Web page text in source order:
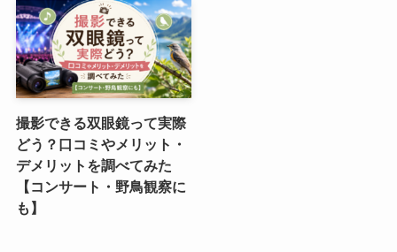
撮影できる双眼鏡って実際
どう？口コミやメリット・
デメリットを調べてみた
【コンサート・野鳥観察に
も】